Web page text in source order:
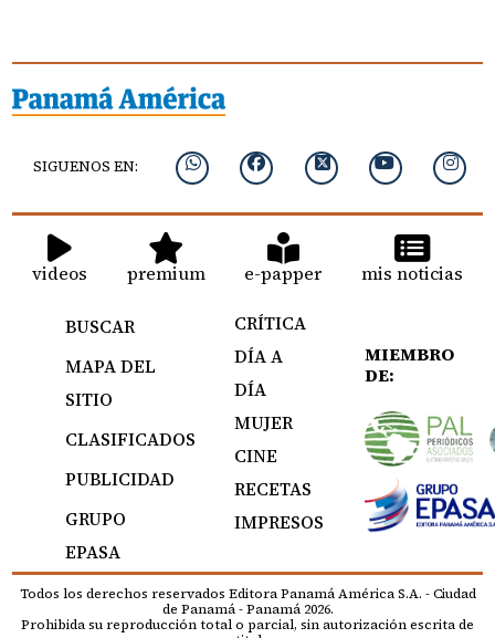
SIGUENOS EN:
videos premium e-papper mis noticias
BUSCAR
MAPA DEL
SITIO
CLASIFICADOS
PUBLICIDAD
GRUPO
EPASA
CRÍTICA
DÍA A
DÍA
MUJER
CINE
RECETAS
IMPRESOS
MIEMBRO
DE:
Todos los derechos reservados Editora Panamá América S.A. - Ciudad
de Panamá - Panamá 2026.
Prohibida su reproducción total o parcial, sin autorización escrita de